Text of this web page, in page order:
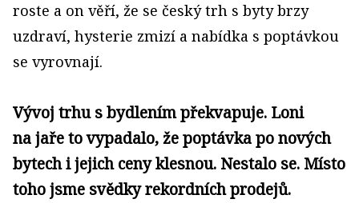
roste a on věří, že se český trh s byty brzy
uzdraví, hysterie zmizí a nabídka s poptávkou
se vyrovnají.
Vývoj trhu s bydlením překvapuje. Loni
na jaře to vypadalo, že poptávka po nových
bytech i jejich ceny klesnou. Nestalo se. Místo
toho jsme svědky rekordních prodejů.